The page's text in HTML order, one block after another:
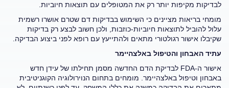
לבדיקות מקיפות יותר רק את המטופלים עם תוצאות חיוביות.
מומחי בריאות מציינים כי השימוש בבדיקות דם שטרם אושרו רשמית
עלול להוביל לתוצאות חיוביות-כוזבות, ולכן חשוב לבצע רק בדיקות
שקיבלו אישור רגולטורי מתאים ולהתייעץ עם רופא לפני ביצוע הבדיקה.
עתיד האבחון והטיפול באלצהיימר
אישור ה-FDA לבדיקת הדם החדשה מסמן תחילתו של עידן חדש
באבחון וטיפול באלצהיימר. מומחים בתחום הנוירולוגיה הקוגניטיבית